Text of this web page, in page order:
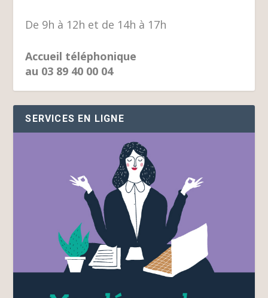
De 9h à 12h et de 14h à 17h
Accueil téléphonique
au 03 89 40 00 04
SERVICES EN LIGNE